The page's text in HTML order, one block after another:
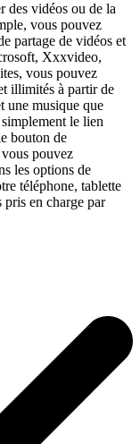
des vidéos ou de la
vous pouvez
partage de vidéos et
Xxxvideo,
vous pouvez
illimités à partir de
une musique que
le lien
bouton de
pouvez
les options de
téléphone, tablette
en charge par